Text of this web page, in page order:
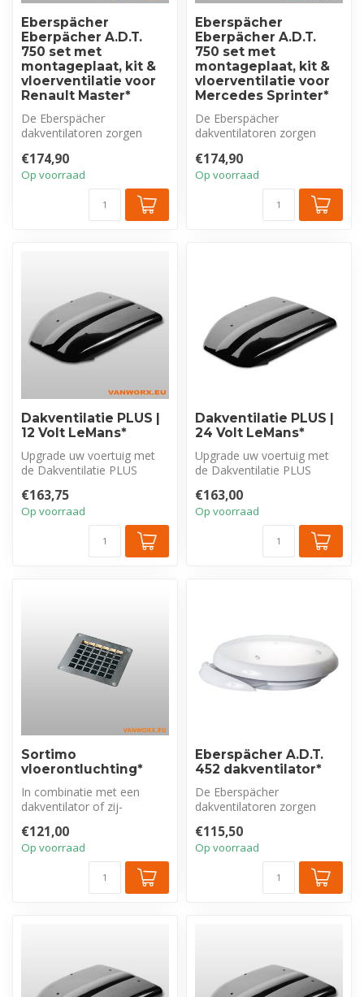
Eberspächer
Eberpächer A.D.T.
750 set met
montageplaat, kit &
vloerventilatie voor
Renault Master*
De Eberspächer
dakventilatoren zorgen
van het voert...
€174,90
Op voorraad
Eberspächer
Eberpächer A.D.T.
750 set met
montageplaat, kit &
vloerventilatie voor
Mercedes Sprinter*
De Eberspächer
dakventilatoren zorgen
van het voert...
€174,90
Op voorraad
Dakventilatie PLUS |
12 Volt LeMans*
Upgrade uw voertuig met
de Dakventilatie PLUS
dakventilator v...
€163,75
Op voorraad
Dakventilatie PLUS |
24 Volt LeMans*
Upgrade uw voertuig met
de Dakventilatie PLUS
dakventilator v...
€163,00
Op voorraad
Sortimo
vloerontluchting*
In combinatie met een
dakventilator of zij-
vloerontluchti...
€121,00
Op voorraad
Eberspächer A.D.T.
452 dakventilator*
De Eberspächer
dakventilatoren zorgen
van het voert...
€115,50
Op voorraad